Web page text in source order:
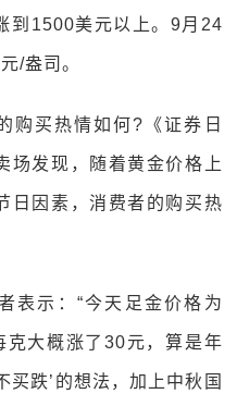
到1500美元以上。9月24
/盎司。
购买热情如何?《证券日
场发现，随着黄金价格上
日因素，消费者的购买热
表示：“今天足金价格为
大概涨了30元，算是年
买跌’的想法，加上中秋国